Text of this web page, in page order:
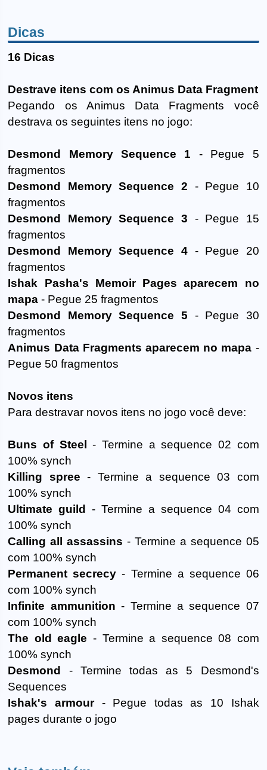
Dicas
16 Dicas
Destrave itens com os Animus Data Fragment
Pegando os Animus Data Fragments você
destrava os seguintes itens no jogo:
Desmond Memory Sequence 1 - Pegue 5
fragmentos
Desmond Memory Sequence 2 - Pegue 10
fragmentos
Desmond Memory Sequence 3 - Pegue 15
fragmentos
Desmond Memory Sequence 4 - Pegue 20
fragmentos
Ishak Pasha's Memoir Pages aparecem no
mapa - Pegue 25 fragmentos
Desmond Memory Sequence 5 - Pegue 30
fragmentos
Animus Data Fragments aparecem no mapa -
Pegue 50 fragmentos
Novos itens
Para destravar novos itens no jogo você deve:
Buns of Steel
- Termine a sequence 02 com
100% synch
Killing spree - Termine a sequence 03 com
100% synch
Ultimate guild
- Termine a sequence 04 com
100% synch
Calling all assassins - Termine a sequence 05
com 100% synch
Permanent secrecy - Termine a sequence 06
com 100% synch
Infinite ammunition - Termine a sequence 07
com 100% synch
The old eagle - Termine a sequence 08 com
100% synch
Desmond
- Termine todas as 5 Desmond's
Sequences
Ishak's armour- Pegue todas as 10 Ishak
pages durante o jogo